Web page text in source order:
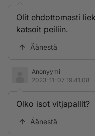
Olit ehdottomasti
katsoit peiliin.
Äänestä
Anonyymi
2023-11-07 19:41:08
Olko isot vitjapallit?
Äänestä